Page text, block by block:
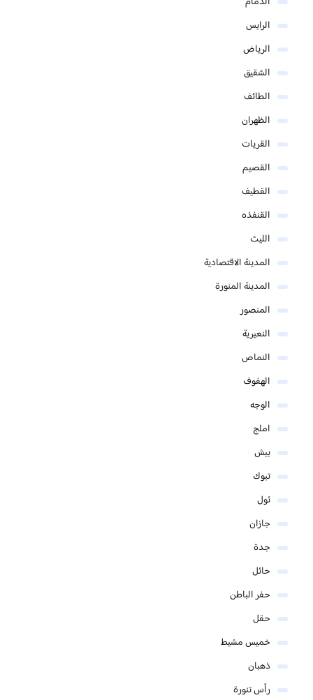
الرايس
الرياض
الشقيق
الطائف
الظهران
القريات
القصيم
القطيف
القنفذه
الليث
المدينة الاقتصادية
المدينة المنورة
المنصور
النعيرية
النماص
الهفوف
الوجه
املج
بيش
تبوك
ثول
جازان
جدة
حائل
حفر الباطن
حقل
خميس مشيط
ذهبان
رأس تنورة